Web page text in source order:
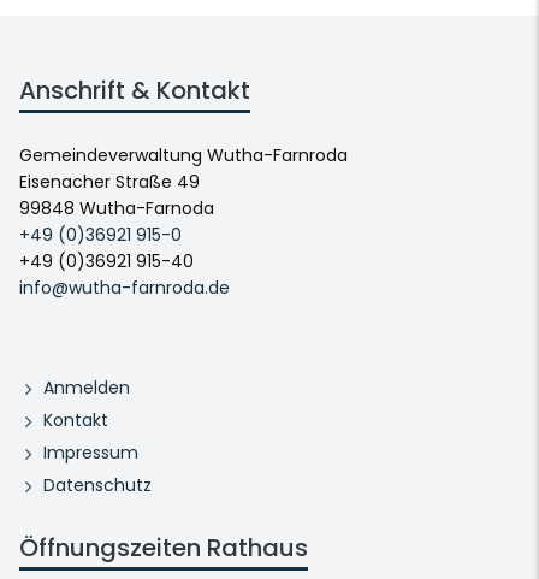
Anschrift & Kontakt
Gemeindeverwaltung Wutha-Farnroda
Eisenacher Straße 49
99848 Wutha-Farnoda
+49 (0)36921 915-0
+49 (0)36921 915-40
info@wutha-farnroda.de
Anmelden
Kontakt
Impressum
Datenschutz
Öffnungszeiten Rathaus